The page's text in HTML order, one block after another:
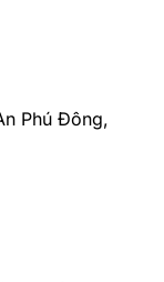
Phú Đông,